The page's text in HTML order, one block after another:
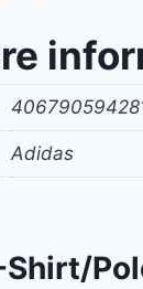
Adidas
Shirt/